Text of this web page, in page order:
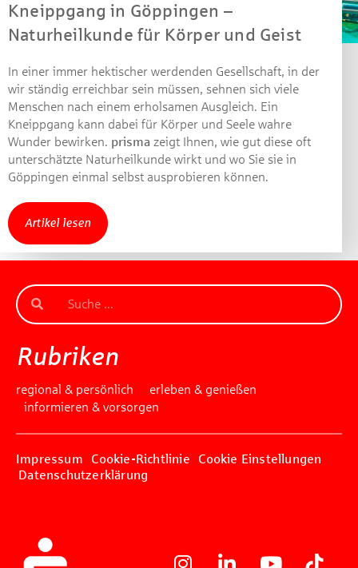
Kneippgang in Göppingen –
Naturheilkunde für Körper und Geist
In einer immer hektischer werdenden Gesellschaft, in der
wir ständig erreichbar sein müssen, sehnen sich viele
Menschen nach einem erholsamen Ausgleich. Ein
Kneippgang kann dabei für Körper und Seele wahre
Wunder bewirken. prisma zeigt Ihnen, wie gut diese oft
unterschätzte Naturheilkunde wirkt und wo Sie sie in
Göppingen einmal selbst ausprobieren können.
Artikel lesen
Rubriken
regional & persönlich
erleben & genießen
informieren & vorsorgen
Impressum Cookie-Richtlinie
Cookie Einstellungen
Datenschutzerklärung
Machen Sie mit bei unserem Gewinnspiel! Bis 31.
Dezember 2021 verlosen wir 10 Gutscheine des
von je 30 Euro.
Beantworten Sie einfach folgende Frage:
Welches Jubiläum feiert die Kreissparkasse
Göppingen in diesem Jahr?
Gewinnspiel geschlossen